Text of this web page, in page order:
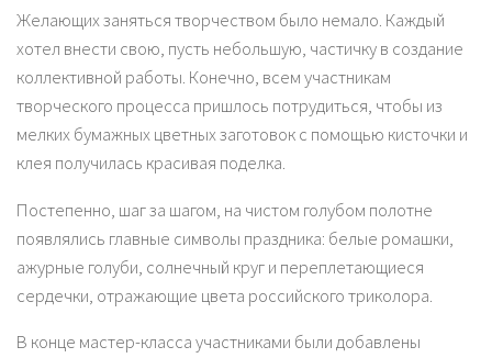
Желающих заняться творчеством было немало. Каждый
хотел внести свою, пусть небольшую, частичку в создание
коллективной работы. Конечно, всем участникам
творческого процесса пришлось потрудиться, чтобы из
мелких бумажных цветных заготовок с помощью кисточки и
клея получилась красивая поделка.
Постепенно, шаг за шагом, на чистом голубом полотне
появлялись главные символы праздника: белые ромашки,
ажурные голуби, солнечный круг и переплетающиеся
сердечки, отражающие цвета российского триколора.
В конце мастер-класса участниками были добавлены